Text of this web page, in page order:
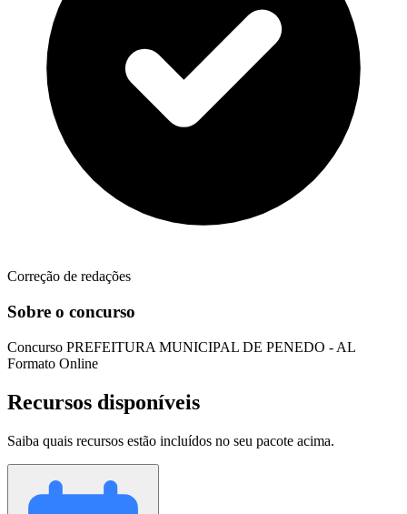
Correção de redações
Sobre o concurso
Concurso PREFEITURA MUNICIPAL DE PENEDO - AL
Formato Online
Recursos disponíveis
Saiba quais recursos estão incluídos no seu pacote acima.